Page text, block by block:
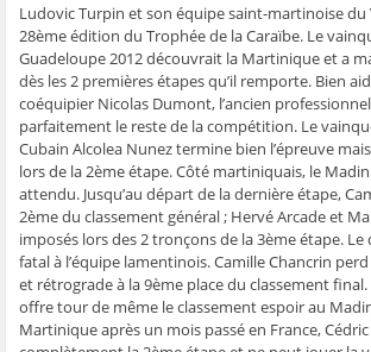
e
z
p
o
u
r
p
a
r
a
g
e
r
s
u
r
a
c
e
b
o
o
e
z
p
o
u
r
p
a
r
a
g
e
r
s
u
r
T
w
i
t
t
e
r
e
z
p
o
u
r
p
a
r
t
a
g
e
r
s
u
r
W
h
a
t
s
A
p
e
z
p
o
u
r
p
a
r
a
g
e
r
s
u
r
k
y
p
e
(
o
Ludovic Turpin et son équipe saint-martinoise du
28ème édition du Trophée de la Caraïbe. Le
Guadeloupe 2012 découvrait la Martinique et a
dès les 2 premières étapes qu’il remporte. Bien
coéquipier Nicolas Dumont, l’ancien
parfaitement le reste de la compétition. Le
Cubain Alcolea Nunez termine bien l’épreuve
lors de la 2ème étape. Côté martiniquais, le
attendu. Jusqu’au départ de la dernière étape,
2ème du classement général ; Hervé Arcade et
imposés lors des 2 tronçons de la 3ème étape.
fatal à l’équipe lamentinois. Camille Chancrin
et rétrograde à la 9ème place du classement final.
offre tour de même le classement espoir au
Martinique après un mois passé en France,